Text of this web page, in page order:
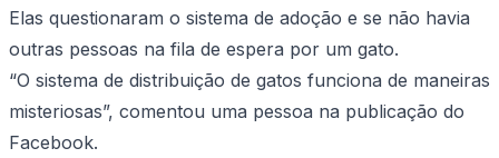
Elas questionaram o sistema de adoção e se não havia
outras pessoas na fila de espera por um gato.
“O sistema de distribuição de gatos funciona de maneiras
misteriosas”, comentou uma pessoa na publicação do
Facebook.